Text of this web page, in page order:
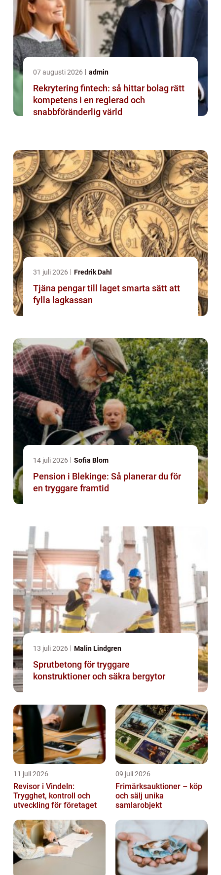
07 augusti 2026 admin
Rekrytering fintech: så hittar bolag rätt
kompetens i en reglerad och
snabbföränderlig värld
31 juli 2026 Fredrik Dahl
Tjäna pengar till laget smarta sätt att
fylla lagkassan
14 juli 2026 Sofia Blom
Pension i Blekinge: Så planerar du för
en tryggare framtid
13 juli 2026 Malin Lindgren
Sprutbetong för tryggare
konstruktioner och säkra bergytor
11 juli 2026
Revisor i Vindeln:
Trygghet, kontroll och
utveckling för företaget
09 juli 2026
Frimärksauktioner – köp
och sälj unika
samlarobjekt